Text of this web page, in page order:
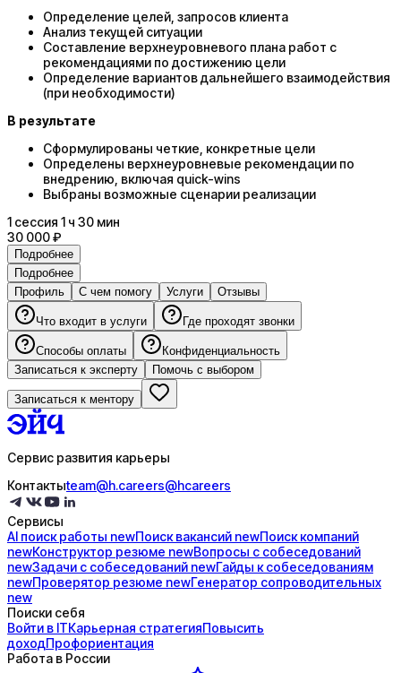
Определение целей, запросов клиента
Анализ текущей ситуации
Составление верхнеуровневого плана работ с
рекомендациями по достижению цели
Определение вариантов дальнейшего взаимодействия
(при необходимости)
В результате
Сформулированы четкие, конкретные цели
Определены верхнеуровневые рекомендации по
внедрению, включая quick-wins
Выбраны возможные сценарии реализации
1 сессия 1 ч 30 мин
30 000 ₽
Подробнее
Подробнее
Профиль
С чем помогу Услуги Отзывы
Что входит в услуги Где проходят звонки
Способы оплаты
Конфиденциальность
Записаться к эксперту
Помочь с выбором
Записаться к ментору
Сервис развития карьеры
Контактыteam@h.careers@hcareers
Сервисы
AI поискработы newПоисквакансий newПоисккомпаний
newКонструктор резюме newВопросы с собеседований
newЗадачи с собеседований newГайды ксобеседованиям
newПроверятор резюме newГенератор сопроводительных
new
Поиски себя
Войти в ITКарьерная стратегияПовысить
доходПрофориентация
Работа в России